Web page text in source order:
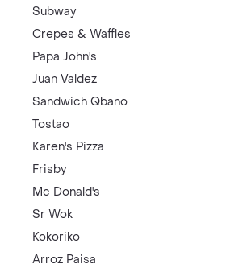
Subway
Crepes & Waffles
Papa John's
Juan Valdez
Sandwich Qbano
Tostao
Karen's Pizza
Frisby
Mc Donald's
Sr Wok
Kokoriko
Arroz Paisa